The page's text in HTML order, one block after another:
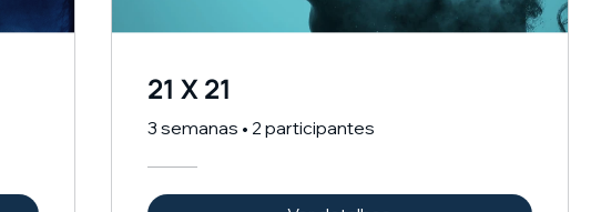
21 X 21
3 semanas • 2 participantes